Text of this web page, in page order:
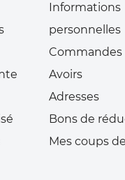
Informations
personnelles
Commandes
Avoirs
Adresses
Bons de
Mes coups